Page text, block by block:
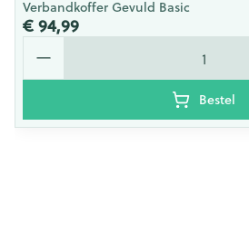
Verbandkoffer Gevuld Basic
€ 94,99
Aantal
Bestel